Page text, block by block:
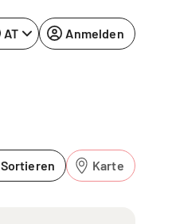
AT Anmelden
Sortieren Karte